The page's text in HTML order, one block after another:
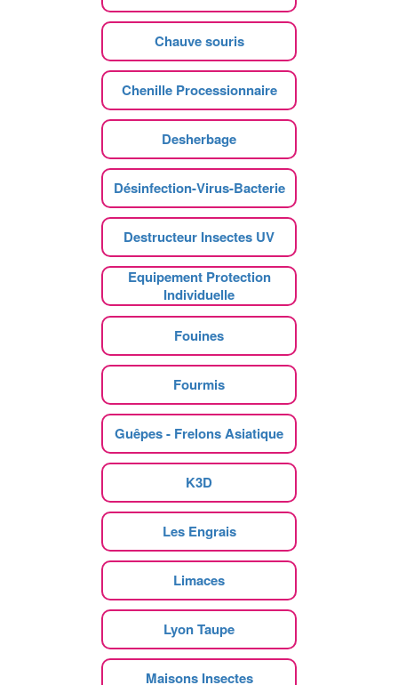
Chauve souris
Chenille Processionnaire
Desherbage
Désinfection-Virus-Bacterie
Destructeur Insectes UV
Equipement Protection
Individuelle
Fouines
Fourmis
Guêpes - Frelons Asiatique
K3D
Les Engrais
Limaces
Lyon Taupe
Maisons Insectes